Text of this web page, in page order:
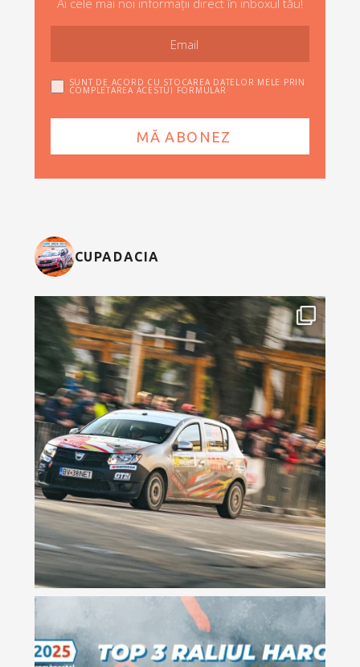
Ai cele mai noi informații direct în inboxul tău!
SUNT DE ACORD CU STOCAREA DATELOR MELE PRIN
COMPLETAREA ACESTUI FORMULAR
CUPADACIA